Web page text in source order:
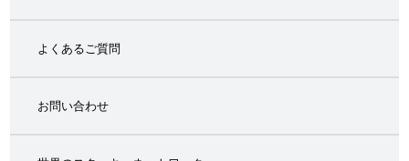
よくあるご質問
お問い合わせ